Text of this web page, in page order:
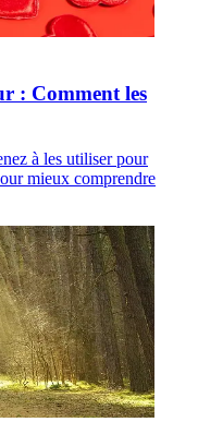
: Comment les
à les utiliser pour
mieux comprendre